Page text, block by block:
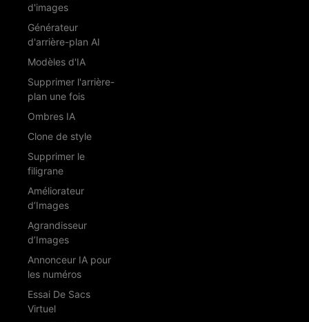
d'images
Générateur
d'arrière-plan AI
Modèles d'IA
Supprimer l'arrière-
plan une fois
Ombres IA
Clone de style
Supprimer le
filigrane
Améliorateur
d’Images
Agrandisseur
d’Images
Annonceur IA pour
les numéros
Essai De Sacs
Virtuel